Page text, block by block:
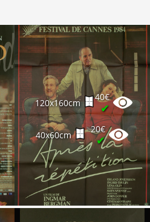
120x160cm
40€
✔
40x60cm
20€
✔